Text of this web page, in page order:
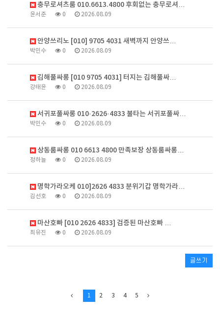
충무로셔츠룸 010.6613.4800 후회없는 충무로셔…
윤서준 0 2026.08.09
안양쓰리노 [010] 9705 4031 새벽까지 안양쓰…
박민수 0 2026.08.09
김해풀싸롱 [010 9705 4031] 터지는 김해풀싸…
강태윤 0 2026.08.09
서귀포풀싸롱 010·2626·4833 불타는 서귀포풀싸…
박민수 0 2026.08.09
상동룸싸롱 010 6613 4800 만족보장 상동룸싸롱…
정하늘 0 2026.08.09
명학가라오케 010]2626 4833 분위기갑 명학가라…
김선호 0 2026.08.09
마산호빠 [010 2626 4833] 검증된 마산호빠 …
최유진 0 2026.08.09
글쓰기
1 2 3 4 5